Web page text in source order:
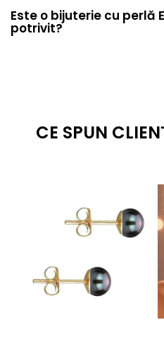
Este o bijuterie cu perlă
potrivit?
CE SPUN